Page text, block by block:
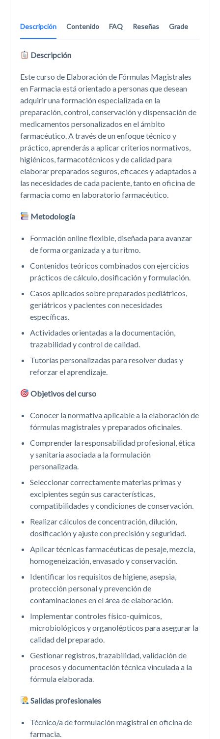
Descripción Contenido FAQ Reseñas Grade
Descripción
Este curso de Elaboración de Fórmulas Magistrales
en Farmacia está orientado a personas que desean
adquirir una formación especializada en la
preparación, control, conservación y dispensación de
medicamentos personalizados en el ámbito
farmacéutico. A través de un enfoque técnico y
práctico, aprenderás a aplicar criterios normativos,
higiénicos, farmacotécnicos y de calidad para
elaborar preparados seguros, eficaces y adaptados a
las necesidades de cada paciente, tanto en oficina de
farmacia como en laboratorio farmacéutico.
Metodología
Formación online flexible, diseñada para avanzar
de forma organizada y a tu ritmo.
Contenidos teóricos combinados con ejercicios
prácticos de cálculo, dosificación y formulación.
Casos aplicados sobre preparados pediátricos,
geriátricos y pacientes con necesidades
específicas.
Actividades orientadas a la documentación,
trazabilidad y control de calidad.
Tutorías personalizadas para resolver dudas y
reforzar el aprendizaje.
Objetivos del curso
Conocer la normativa aplicable a la elaboración de
fórmulas magistrales y preparados oficinales.
Comprender la responsabilidad profesional, ética
y sanitaria asociada a la formulación
personalizada.
Seleccionar correctamente materias primas y
excipientes según sus características,
compatibilidades y condiciones de conservación.
Realizar cálculos de concentración, dilución,
dosificación y ajuste con precisión y seguridad.
Aplicar técnicas farmacéuticas de pesaje, mezcla,
homogeneización, envasado y conservación.
Identificar los requisitos de higiene, asepsia,
protección personal y prevención de
contaminaciones en el área de elaboración.
Implementar controles físico-químicos,
microbiológicos y organolépticos para asegurar la
calidad del preparado.
Gestionar registros, trazabilidad, validación de
procesos y documentación técnica vinculada a la
fórmula elaborada.
Salidas profesionales
Técnico/a de formulación magistral en oficina de
farmacia.